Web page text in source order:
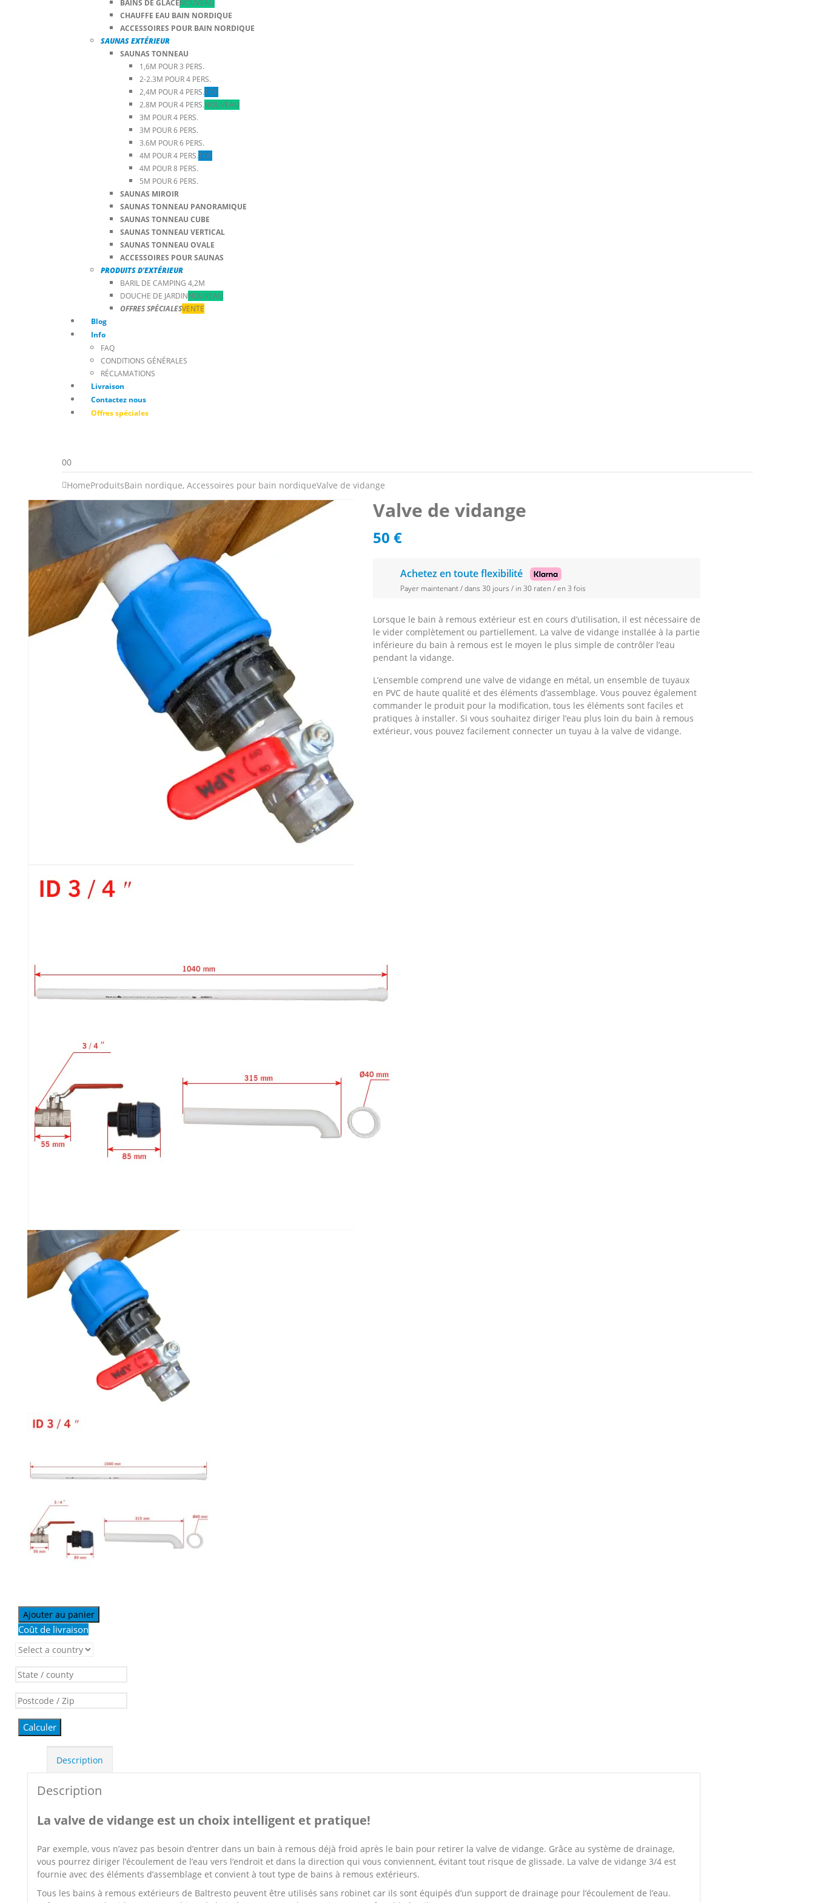
BAINS DE GLACENOUVEAU
CHAUFFE EAU BAIN NORDIQUE
ACCESSOIRES POUR BAIN NORDIQUE
SAUNAS EXTÉRIEUR
SAUNAS TONNEAU
1,6M POUR 3 PERS.
2-2.3M POUR 4 PERS.
2,4M POUR 4 PERS.TOP
2.8M POUR 4 PERS.NOUVEAU
3M POUR 4 PERS.
3M POUR 6 PERS.
3.6M POUR 6 PERS.
4M POUR 4 PERS.TOP
4M POUR 8 PERS.
5M POUR 6 PERS.
SAUNAS MIROIR
SAUNAS TONNEAU PANORAMIQUE
SAUNAS TONNEAU CUBE
SAUNAS TONNEAU VERTICAL
SAUNAS TONNEAU OVALE
ACCESSOIRES POUR SAUNAS
PRODUITS D’EXTÉRIEUR
BARIL DE CAMPING 4,2M
DOUCHE DE JARDINNOUVEAU
OFFRES SPÉCIALESVENTE
Blog
Info
FAQ
CONDITIONS GÉNÉRALES
RÉCLAMATIONS
Livraison
Contactez nous
Offres spéciales
00
HomeProduitsBain nordique, Accessoires pour bain nordiqueValve de vidange
Valve de vidange
50 €
Achetez en toute flexibilité
Payer maintenant / dans 30 jours / in 30 raten / en 3 fois
Lorsque le bain à remous extérieur est en cours d’utilisation, il est nécessaire de
le vider complètement ou partiellement. La valve de vidange installée à la partie
inférieure du bain à remous est le moyen le plus simple de contrôler l’eau
pendant la vidange.
L’ensemble comprend une valve de vidange en métal, un ensemble de tuyaux
en PVC de haute qualité et des éléments d’assemblage. Vous pouvez également
commander le produit pour la modification, tous les éléments sont faciles et
pratiques à installer. Si vous souhaitez diriger l’eau plus loin du bain à remous
extérieur, vous pouvez facilement connecter un tuyau à la valve de vidange.
Ajouter au panier
Coût de livraison
Calculer
Description
Description
La valve de vidange est un choix intelligent et pratique!
Par exemple, vous n’avez pas besoin d’entrer dans un bain à remous déjà froid après le bain pour retirer la valve de vidange. Grâce au système de drainage,
vous pourrez diriger l’écoulement de l’eau vers l’endroit et dans la direction qui vous conviennent, évitant tout risque de glissade. La valve de vidange 3/4 est
fournie avec des éléments d’assemblage et convient à tout type de bains à remous extérieurs.
Tous les bains à remous extérieurs de Baltresto peuvent être utilisés sans robinet car ils sont équipés d’un support de drainage pour l’écoulement de l’eau.